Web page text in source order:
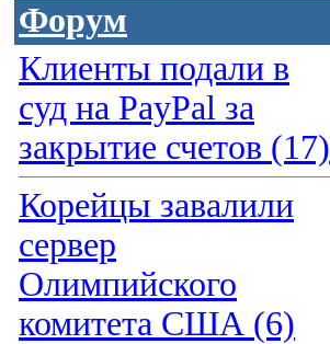
Форум
Клиенты подали в
суд на PayPal за
закрытие счетов (17)
Корейцы завалили
сервер
Олимпийского
комитета США (6)